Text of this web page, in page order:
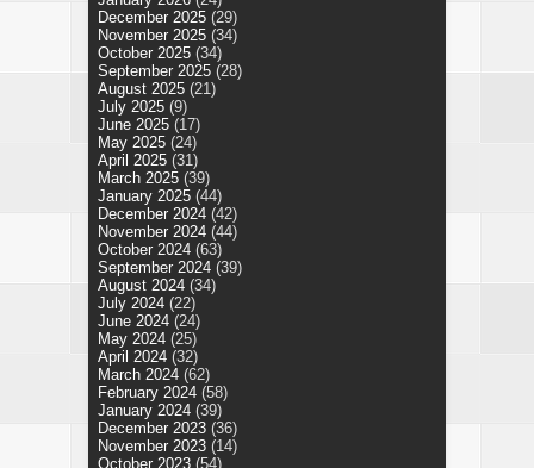
December 2025 (29)
November 2025 (34)
October 2025 (34)
September 2025 (28)
August 2025 (21)
July 2025 (9)
June 2025 (17)
May 2025 (24)
April 2025 (31)
March 2025 (39)
January 2025 (44)
December 2024 (42)
November 2024 (44)
October 2024 (63)
September 2024 (39)
August 2024 (34)
July 2024 (22)
June 2024 (24)
May 2024 (25)
April 2024 (32)
March 2024 (62)
February 2024 (58)
January 2024 (39)
December 2023 (36)
November 2023 (14)
October 2023 (54)